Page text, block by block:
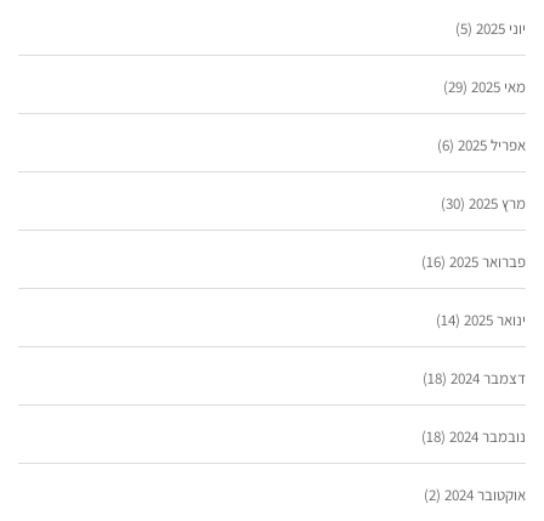
יוני 2025 (5)
מאי 2025 (29)
אפריל 2025 (6)
מרץ 2025 (30)
פברואר 2025 (16)
ינואר 2025 (14)
דצמבר 2024 (18)
נובמבר 2024 (18)
אוקטובר 2024 (2)